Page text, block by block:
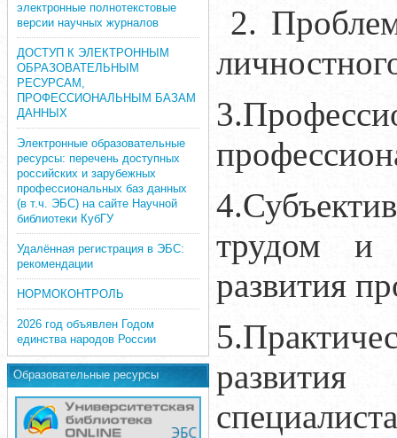
электронные полнотекстовые
версии научных журналов
ДОСТУП К ЭЛЕКТРОННЫМ
ОБРАЗОВАТЕЛЬНЫМ
РЕСУРСАМ,
ПРОФЕССИОНАЛЬНЫМ БАЗАМ
ДАННЫХ
Электронные образовательные
ресурсы: перечень доступных
российских и зарубежных
профессиональных баз данных
(в т.ч. ЭБС) на сайте Научной
библиотеки КубГУ
Удалённая регистрация в ЭБС:
рекомендации
НОРМОКОНТРОЛЬ
2026 год объявлен Годом
единства народов России
Образовательные ресурсы
2.
трудом и
развития
развития